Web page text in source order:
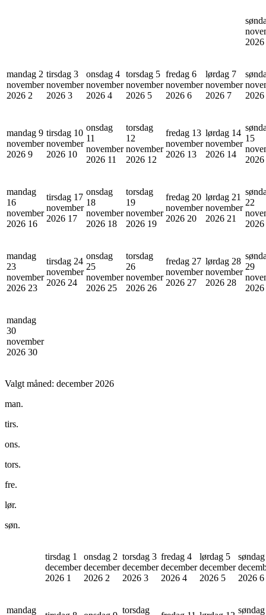
2026
mandag 2
november
2026 2
tirsdag 3
november
2026 3
onsdag 4
november
2026 4
torsdag 5
november
2026 5
fredag 6
november
2026 6
lørdag 7
november
2026 7
2026
mandag 9
november
2026 9
tirsdag 10
november
2026 10
onsdag
11
november
2026 11
torsdag
12
november
2026 12
fredag 13
november
2026 13
lørdag 14
november
2026 14
15
2026
mandag
16
november
2026 16
tirsdag 17
november
2026 17
onsdag
18
november
2026 18
torsdag
19
november
2026 19
fredag 20
november
2026 20
lørdag 21
november
2026 21
22
2026
mandag
23
november
2026 23
tirsdag 24
november
2026 24
onsdag
25
november
2026 25
torsdag
26
november
2026 26
fredag 27
november
2026 27
lørdag 28
november
2026 28
29
2026
mandag
30
november
2026 30
Valgt måned: december 2026
man.
tirs.
ons.
tors.
fre.
lør.
søn.
tirsdag 1
december
2026 1
onsdag 2
december
2026 2
torsdag 3
december
2026 3
fredag 4
december
2026 4
lørdag 5
december
2026 5
2026 6
mandag torsdag søndag